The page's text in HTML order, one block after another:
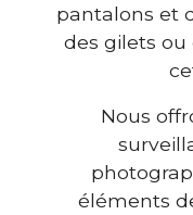
pantalons et
des gilets ou
Nous
éléments